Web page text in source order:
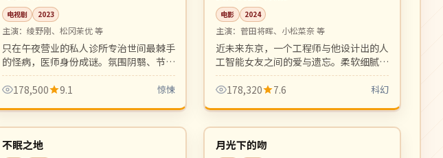
电视剧 2023
主演： 绫野刚、松冈茉优 等
只在午夜营业的私人诊所专治世间最棘手
的怪病，医师身份成谜。氛围阴翳、节奏
冷峻，是黑泽清式心理惊悚的延续之作。
178,500
9.1 惊悚
电影 2024
主演： 菅田将晖、小松菜奈 等
近未来东京，一个工程师与他设计出的人
工智能女友之间的爱与遗忘。柔软细腻的
科幻爱情寓言，画面唯美。
178,320
7.6 科幻
美国
4K 99:46
不眠之地 韩国
高分 99:24
月光下的吻